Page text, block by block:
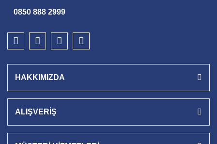
0850 888 2999
HAKKIMIZDA
ALIŞVERİŞ